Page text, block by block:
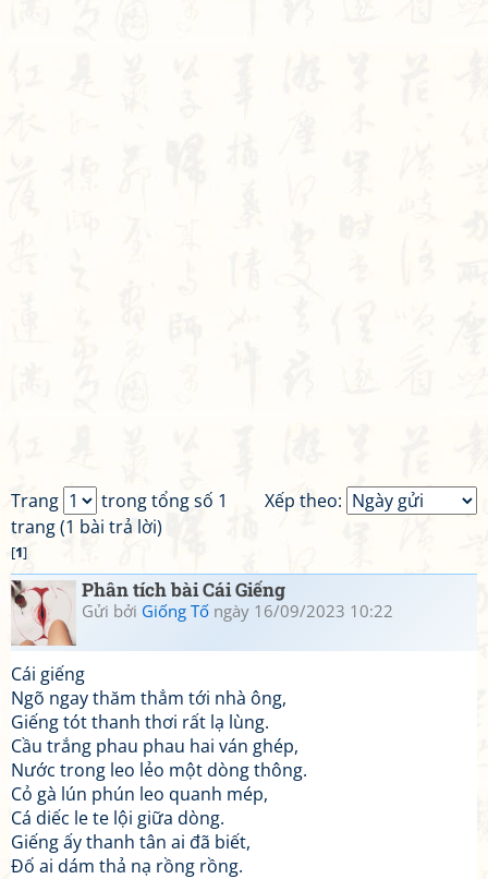
Xếp theo:
Trang
trong tổng số 1
trang (1 bài trả lời)
[1]
Phân tích bài Cái Giếng
Gửi bởi Giống Tố ngày 16/09/2023 10:22
Cái giếng
Ngõ ngay thăm thẳm tới nhà ông,
Giếng tót thanh thơi rất lạ lùng.
Cầu trắng phau phau hai ván ghép,
Nước trong leo lẻo một dòng thông.
Cỏ gà lún phún leo quanh mép,
Cá diếc le te lội giữa dòng.
Giếng ấy thanh tân ai đã biết,
Đố ai dám thả nạ rồng rồng.